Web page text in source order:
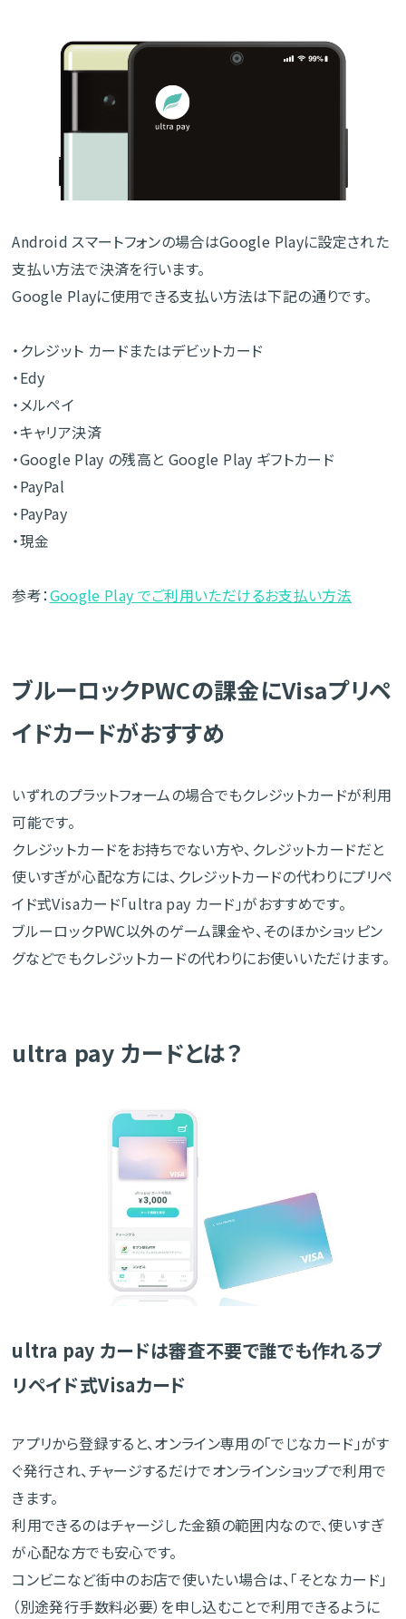
Android スマートフォンの場合はGoogle Playに設定された
支払い方法で決済を行います。
Google Playに使用できる支払い方法は下記の通りです。
・クレジット カードまたはデビットカード
・Edy
・メルペイ
・キャリア決済
・Google Play の残高と Google Play ギフトカード
・PayPal
・PayPay
・現金
参考：Google Play でご利用いただけるお支払い方法
ブルーロックPWCの課金にVisaプリペ
イドカードがおすすめ
いずれのプラットフォームの場合でもクレジットカードが利用
可能です。
クレジットカードをお持ちでない方や、クレジットカードだと
使いすぎが心配な方には、クレジットカードの代わりにプリペ
イド式Visaカード「ultra pay カード」がおすすめです。
ブルーロックPWC以外のゲーム課金や、そのほかショッピン
グなどでもクレジットカードの代わりにお使いいただけます。
ultra pay カードとは？
ultra pay カードは審査不要で誰でも作れるプ
リペイド式Visaカード
アプリから登録すると、オンライン専用の「でじなカード」がす
ぐ発行され、チャージするだけでオンラインショップで利用で
きます。
利用できるのはチャージした金額の範囲内なので、使いすぎ
が心配な方でも安心です。
コンビニなど街中のお店で使いたい場合は、「そとなカード」
（別途発行手数料必要）を申し込むことで利用できるように